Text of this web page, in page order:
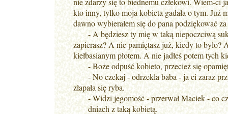
kto inny, tylko moja kobieta gadała o tym. Już
dawno wybierałem się do pana podziękować
- A będziesz ty mię w taką niepoczciwą
zapierasz? A nie pamiętasz już, kiedy to
kiełbasianym płotem. A nie jadłeś potem tych
- Boże odpuść kobieto, przecież się
- No czekaj - odrzekła baba - ja ci zaraz
złapała się ryba.
- Widzi jegomość - przerwał Maciek - co
dniach z taką kobietą.